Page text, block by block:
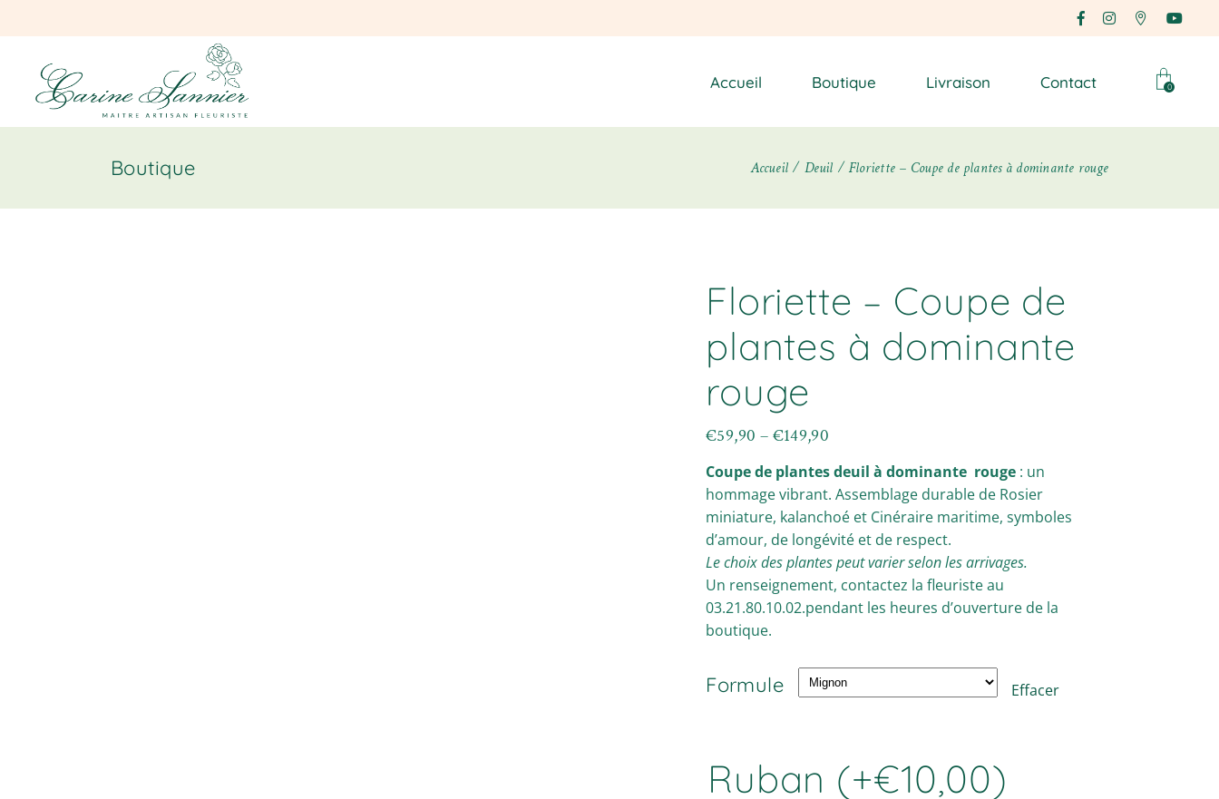
Accueil Boutique Livraison Contact 0
Boutique Accueil Deuil Floriette – Coupe de plantes à dominante rouge
Floriette – Coupe de
plantes à dominante
rouge
€59,90 – €149,90
Plage
de
prix :
€59,90
à
€149,90
Coupe de plantes deuil à dominante rouge : un
hommage vibrant. Assemblage durable de Rosier
miniature, kalanchoé et Cinéraire maritime, symboles
d’amour, de longévité et de respect.
Le choix des plantes peut varier selon les arrivages.
Un renseignement, contactez la fleuriste au
03.21.80.10.02.pendant les heures d’ouverture de la
boutique.
Formule Effacer
Ruban (+€10,00)